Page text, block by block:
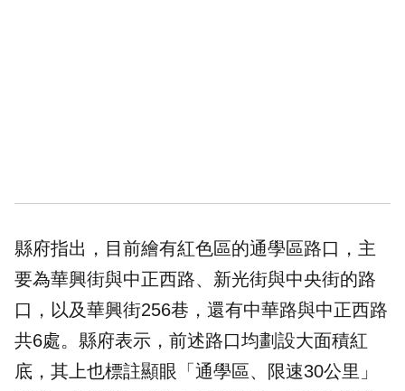
縣府指出，目前繪有紅色區的通學區路口，主
要為華興街與中正西路、新光街與中央街的路
口，以及華興街256巷，還有中華路與中正西路
共6處。縣府表示，前述路口均劃設大面積紅
底，其上也標註顯眼「通學區、限速30公里」